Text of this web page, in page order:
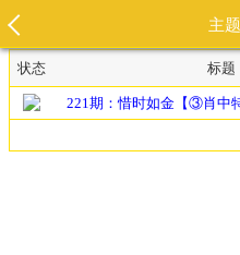
主
状态 标题
221期：惜时如金【③肖中